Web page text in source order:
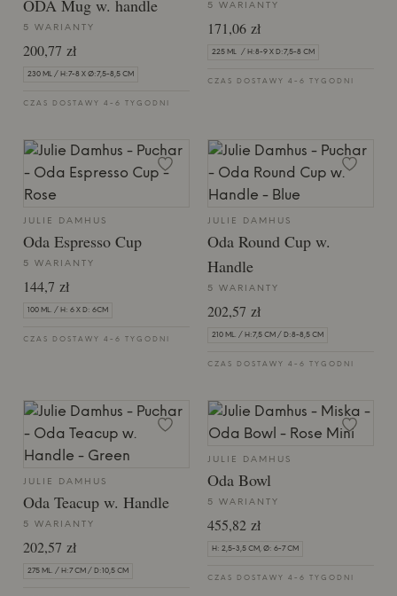
ODA Mug w. handle
5 WARIANTY
200,77 zł
230 ML / H:7-8 X Ø:7,5-8,5 CM
CZAS DOSTAWY 4-6 TYGODNI
5 WARIANTY
171,06 zł
225 ML / H:8-9 X D:7,5-8 CM
CZAS DOSTAWY 4-6 TYGODNI
JULIE DAMHUS
Oda Espresso Cup
5 WARIANTY
144,7 zł
100 ML. / H: 6 X D: 6CM
CZAS DOSTAWY 4-6 TYGODNI
JULIE DAMHUS
Oda Round Cup w.
Handle
5 WARIANTY
202,57 zł
210 ML. / H:7,5 CM / D:8-8,5 CM
CZAS DOSTAWY 4-6 TYGODNI
JULIE DAMHUS
Oda Teacup w. Handle
5 WARIANTY
202,57 zł
275 ML. / H:7 CM / D:10,5 CM
JULIE DAMHUS
Oda Bowl
5 WARIANTY
455,82 zł
H: 2,5-3,5 CM, Ø: 6-7 CM
CZAS DOSTAWY 4-6 TYGODNI